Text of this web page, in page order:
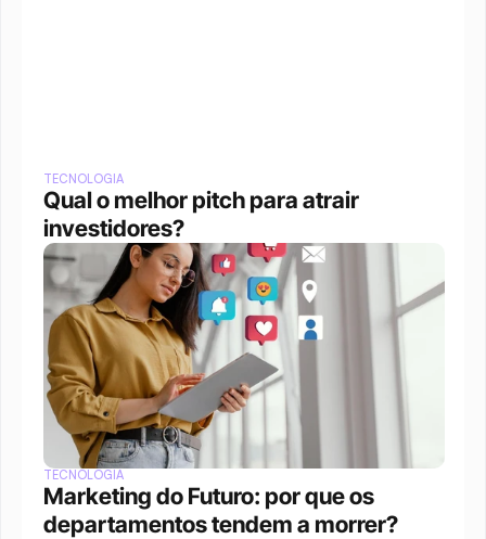
TECNOLOGIA
Qual o melhor pitch para atrair
investidores?
TECNOLOGIA
Marketing do Futuro: por que os
departamentos tendem a morrer?